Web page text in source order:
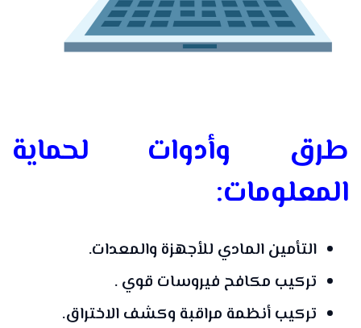
طرق وأدوات لحماية
المعلومات:
التأمين المادي للأجهزة والمعدات.
تركيب مكافح فيروسات قوي .
تركيب أنظمة مراقبة وكشف الاختراق.